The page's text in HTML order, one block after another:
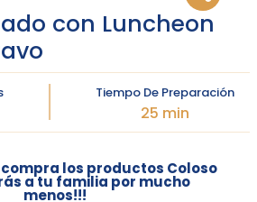
con Luncheon
Tiempo De Preparación
25 min
compra los productos Coloso
a tu familia por mucho
menos!!!